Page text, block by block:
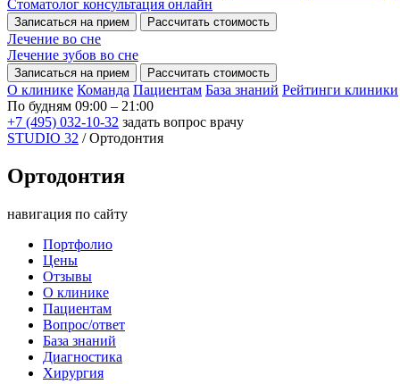
Стоматолог консультация онлайн
Записаться на прием Рассчитать стоимость
Лечение во сне
Лечение зубов во сне
Записаться на прием Рассчитать стоимость
О клинике Команда Пациентам База знаний Рейтинги клиники
По будням 09:00 – 21:00
+7 (495) 032-10-32 задать вопрос врачу
STUDIO 32 /Ортодонтия
Ортодонтия
навигация по сайту
Портфолио
Цены
Отзывы
О клинике
Пациентам
Вопрос/ответ
База знаний
Диагностика
Хирургия